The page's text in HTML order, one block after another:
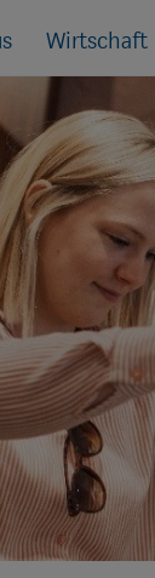
Wirtschaft